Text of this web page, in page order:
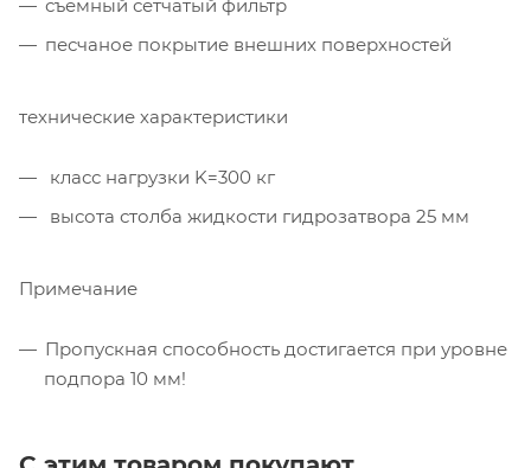
съемный сетчатый фильтр
песчаное покрытие внешних поверхностей
технические характеристики
класс нагрузки K=300 кг
высота столба жидкости гидрозатвора 25 мм
Примечание
Пропускная способность достигается при уровне
подпора 10 мм!